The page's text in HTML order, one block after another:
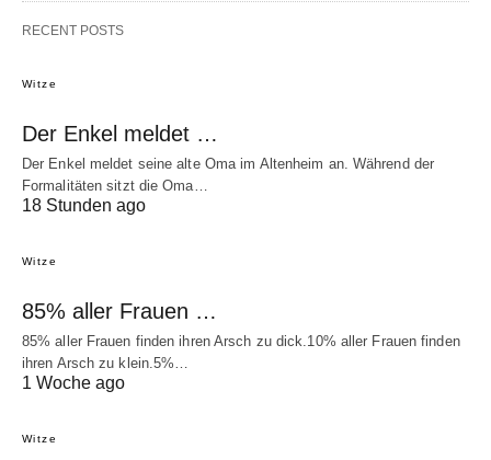
RECENT POSTS
Witze
Der Enkel meldet …
Der Enkel meldet seine alte Oma im Altenheim an. Während der
Formalitäten sitzt die Oma…
18 Stunden ago
Witze
85% aller Frauen …
85% aller Frauen finden ihren Arsch zu dick.10% aller Frauen finden
ihren Arsch zu klein.5%…
1 Woche ago
Witze